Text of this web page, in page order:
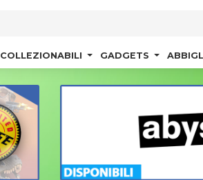
COLLEZIONABILI GADGETS